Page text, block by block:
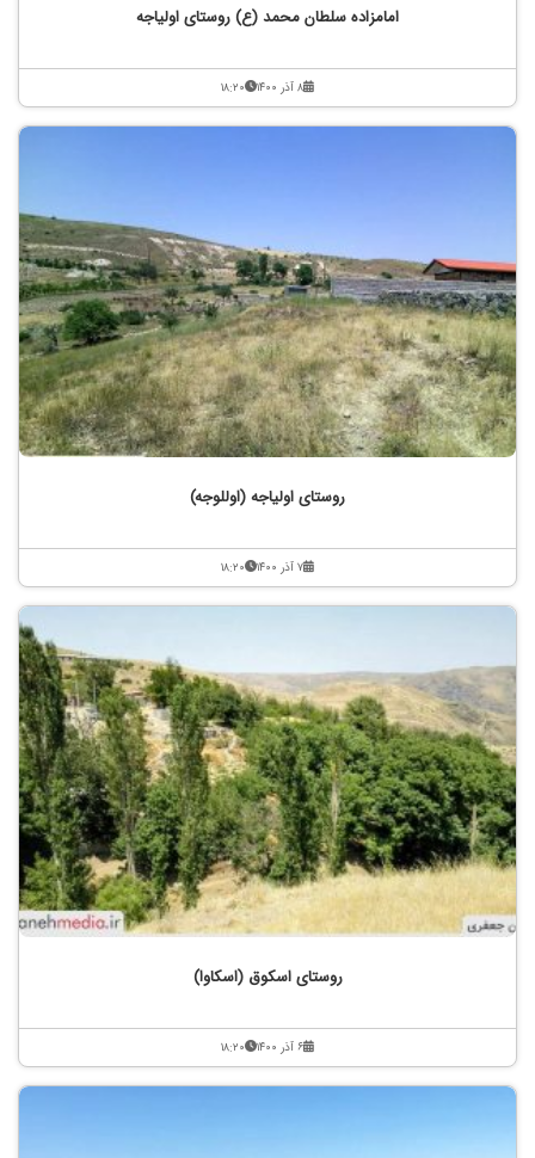
امامزاده سلطان محمد (ع) روستای اولیاجه
۸ آذر ۱۴۰۰ ۱۸:۲۰
روستای اولیاجه (اوللوجه)
۷ آذر ۱۴۰۰ ۱۸:۲۰
روستای اسکوق (اسکاوا)
۶ آذر ۱۴۰۰ ۱۸:۲۰